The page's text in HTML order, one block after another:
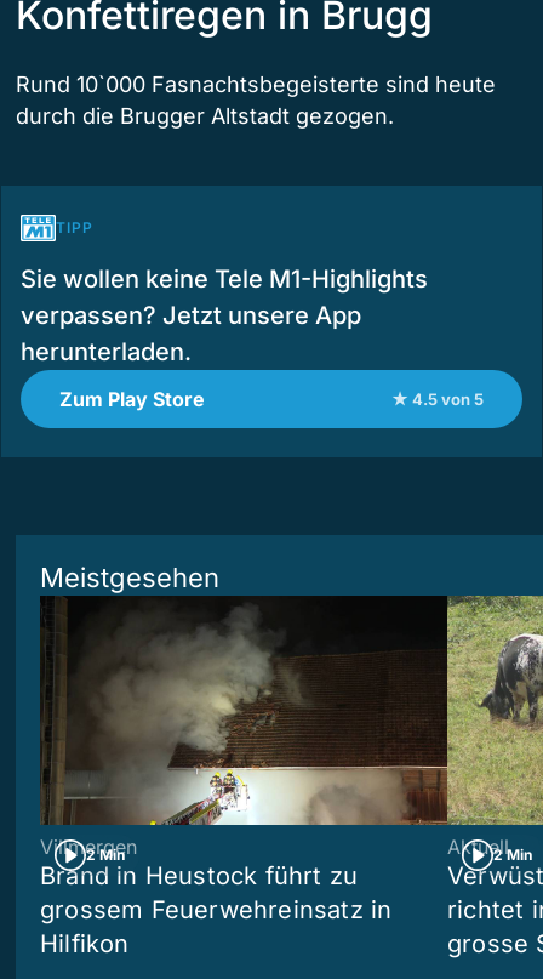
Konfettiregen in Brugg
Rund 10`000 Fasnachtsbegeisterte sind heute
durch die Brugger Altstadt gezogen.
TIPP
Sie wollen keine Tele M1-Highlights
verpassen? Jetzt unsere App
herunterladen.
Zum Play Store ★ 4.5 von 5
Meistgesehen
2 Min
Villmergen
Brand in Heustock führt zu
grossem Feuerwehreinsatz in
Hilfikon
2 Min
Aktuell
richtet
grosse